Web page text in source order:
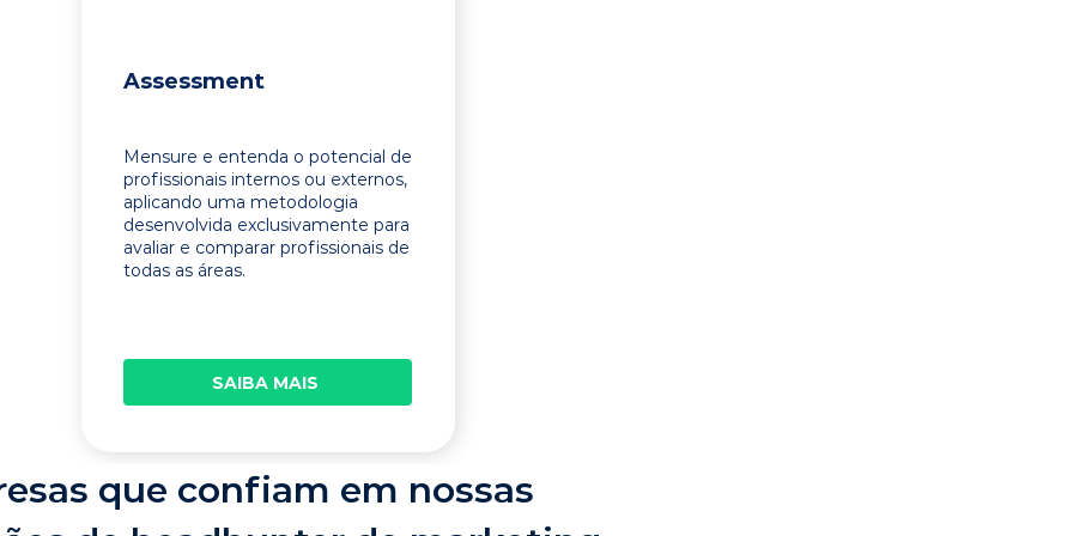
Assessment
Mensure e entenda o potencial de
profissionais internos ou externos,
aplicando uma metodologia
desenvolvida exclusivamente para
avaliar e comparar profissionais de
todas as áreas.
SAIBA MAIS
que confiam em nossas